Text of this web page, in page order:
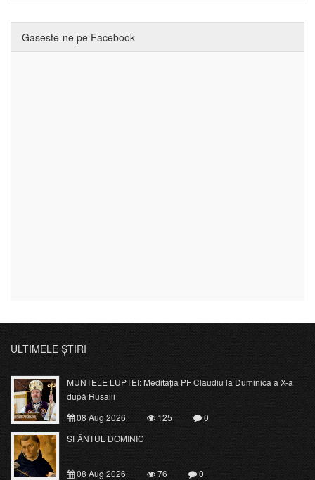
Gaseste-ne pe Facebook
ULTIMELE ȘTIRI
MUNTELE LUPTEI: Meditația PF Claudiu la Duminica a X-a
după Rusalii
08 Aug 2026
125
0
SFÂNTUL DOMINIC
08 Aug 2026 76
0